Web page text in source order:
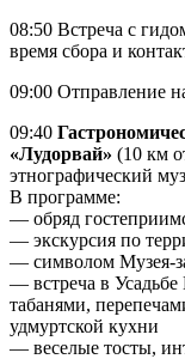
08:50 Встреча с
время сбора и
09:00 Отправление
09:40
«Лудорвай» (10 км
этнографический
В программе:
— обряд
— экскурсия по
— символом Музея-
— встреча в
табанями,
удмуртской кухни
— веселые тосты,